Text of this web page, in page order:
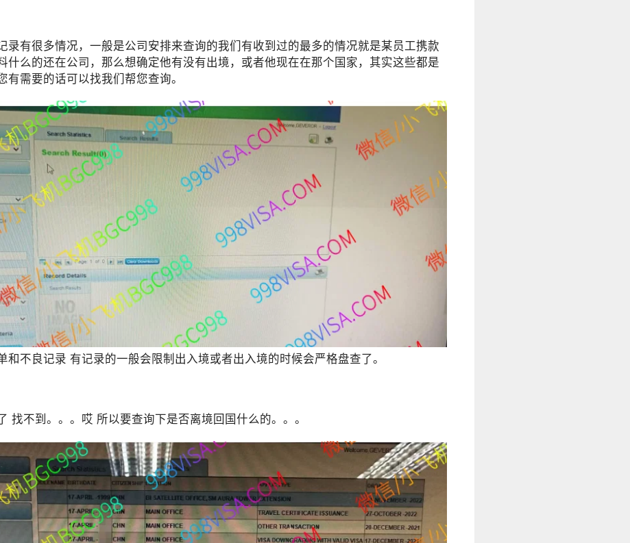
录有很多情况，一般是公司安排来查询的我们有收到过的最多的情况就是某员工携款
什么的还在公司，那么想确定他有没有出境，或者他现在在那个国家，其实这些都是
有需要的话可以找我们帮您查询。
和不良记录 有记录的一般会限制出入境或者出入境的时候会严格盘查了。
找不到。。。哎 所以要查询下是否离境回国什么的。。。